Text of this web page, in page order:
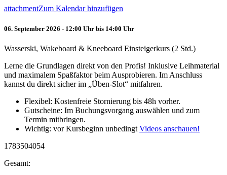
attachmentZum Kalendar hinzufügen
06. September 2026 - 12:00 Uhr bis 14:00 Uhr
Wasserski, Wakeboard & Kneeboard Einsteigerkurs (2 Std.)
Lerne die Grundlagen direkt von den Profis! Inklusive Leihmaterial
und maximalem Spaßfaktor beim Ausprobieren. Im Anschluss
kannst du direkt sicher im „Üben-Slot“ mitfahren.
Flexibel: Kostenfreie Stornierung bis 48h vorher.
Gutscheine: Im Buchungsvorgang auswählen und zum
Termin mitbringen.
Wichtig: vor Kursbeginn unbedingt Videos anschauen!
1783504054
Gesamt: